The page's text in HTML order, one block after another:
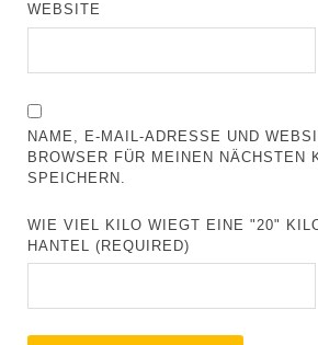
WEBSITE
NAME, E-MAIL-ADRESSE UND
BROWSER FÜR MEINEN NÄCHSTEN
SPEICHERN.
WIE VIEL KILO WIEGT EINE "20"
HANTEL (REQUIRED)